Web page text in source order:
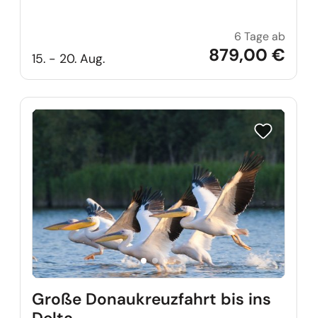
15. - 20. Aug.
6 Tage ab
879,00 €
Reise auf
Große Donaukreuzfahrt bis ins